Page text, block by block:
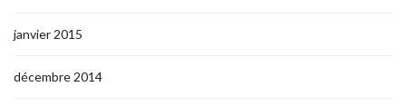
janvier 2015
décembre 2014